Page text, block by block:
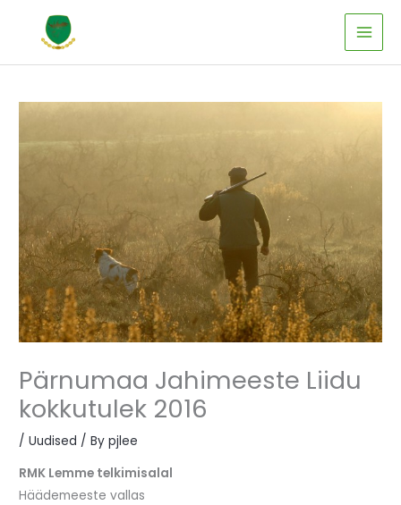
Pärnumaa Jahimeeste Liidu
kokkutulek 2016
/Uudised / Bypjlee
RMK Lemme telkimisalal
Häädemeeste vallas